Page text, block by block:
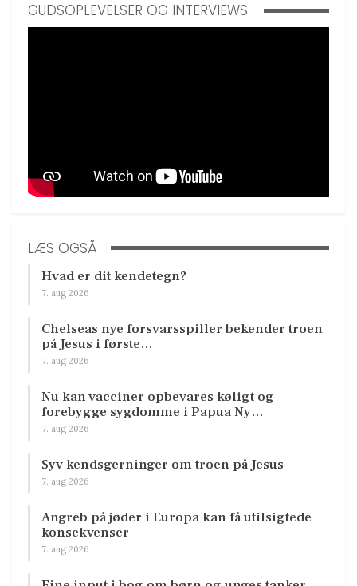
GUDSOPLEVELSER OG INTERVIEWS:
LÆS OGSÅ
Hvad er dit kendetegn?
7. aug 2026
Chelseas nye forsvarsspiller bekender troen
på Jesus i første…
7. aug 2026
Nu kan vacciner opbevares køligt og
forebygge sygdomme i Papua Ny…
7. aug 2026
Syv kendsgerninger om troen på Jesus
7. aug 2026
Angreb på jøder i Europa kan få utilsigtede
konsekvenser
7. aug 2026